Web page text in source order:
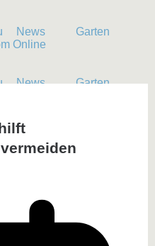
News
Garten
News
Garten